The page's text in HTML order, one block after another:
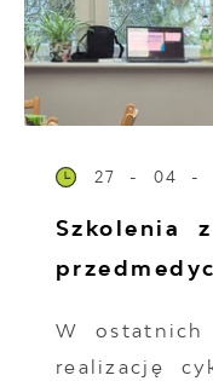
27 - 04 -
Szkolenia
W ostatnich
realizację